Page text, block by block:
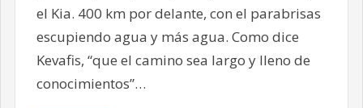
el Kia. 400 km por delante, con el parabrisas
escupiendo agua y más agua. Como dice
Kevafis, “que el camino sea largo y lleno de
conocimientos”…